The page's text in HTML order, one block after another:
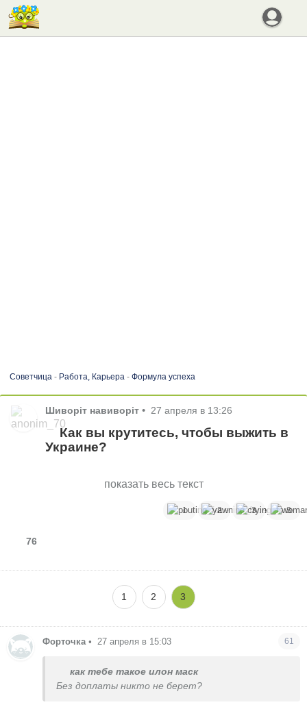
Советчица- Работа, Карьера- Формула успеха
Шиворіт навиворіт • 27 апреля в 13:26
Как вы крутитесь, чтобы выжить в
Украине?
показать весь текст
1 2 3 3
76
1 2 3
Форточка • 27 апреля в 15:03 61
как тебе такое илон маск
Без доплаты никто не берет?